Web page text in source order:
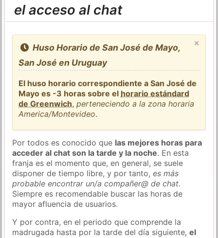
el acceso al chat
×
Huso Horario de San José de Mayo,
San José en Uruguay
El huso horario correspondiente a San José de
Mayo es -3 horas sobre el horario estándard
de Greenwich,perteneciendo a la zona horaria
America/Montevideo.
Por todos es conocido que las mejores horas para
acceder al chat son la tarde y la noche. En esta
franja es el momento que, en general, se suele
disponer de tiempo libre, y por tanto,es más
probable encontrar un/a compañer@ de chat.
Siempre es recomendable buscar las horas de
mayor afluencia de usuarios.
Y por contra, en el periodo que comprende la
madrugada hasta por la tarde del día siguiente,el